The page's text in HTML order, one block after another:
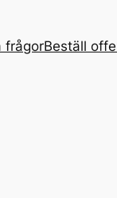
frågorBeställ